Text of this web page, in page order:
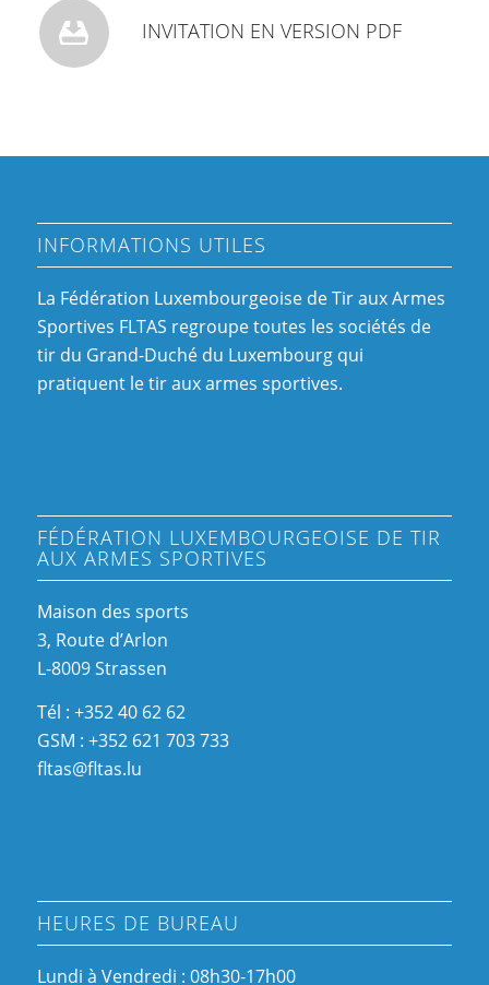
INVITATION EN VERSION PDF
INFORMATIONS UTILES
La Fédération Luxembourgeoise de Tir aux Armes
Sportives FLTAS regroupe toutes les sociétés de
tir du Grand-Duché du Luxembourg qui
pratiquent le tir aux armes sportives.
FÉDÉRATION LUXEMBOURGEOISE DE TIR
AUX ARMES SPORTIVES
Maison des sports
3, Route d’Arlon
L-8009 Strassen
Tél : +352 40 62 62
GSM : +352 621 703 733
fltas@fltas.lu
HEURES DE BUREAU
Lundi à Vendredi : 08h30-17h00